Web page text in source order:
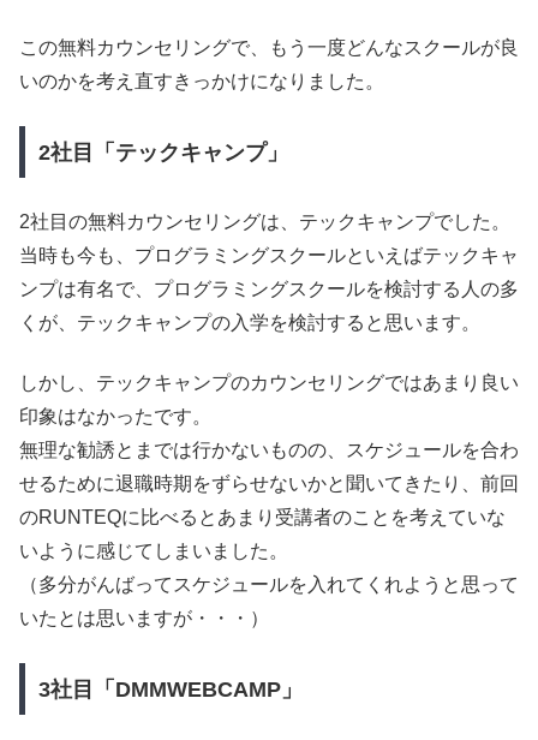
この無料カウンセリングで、もう一度どんなスクールが良
いのかを考え直すきっかけになりました。
2社目「テックキャンプ」
2社目の無料カウンセリングは、テックキャンプでした。
当時も今も、プログラミングスクールといえばテックキャ
ンプは有名で、プログラミングスクールを検討する人の多
くが、テックキャンプの入学を検討すると思います。
しかし、テックキャンプのカウンセリングではあまり良い
印象はなかったです。
無理な勧誘とまでは行かないものの、スケジュールを合わ
せるために退職時期をずらせないかと聞いてきたり、前回
のRUNTEQに比べるとあまり受講者のことを考えていな
いように感じてしまいました。
（多分がんばってスケジュールを入れてくれようと思って
いたとは思いますが・・・）
3社目「DMMWEBCAMP」